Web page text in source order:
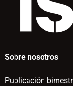
Sobre nosotros
Publicación